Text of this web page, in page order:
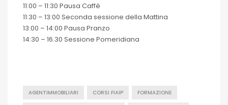
11:00 – 11:30 Pausa Caffè
11:30 – 13:00 Seconda sessione della Mattina
13:00 – 14:00 Pausa Pranzo
14:30 – 16.30 Sessione Pomeridiana
AGENTIMMOBILIARI CORSI FIAIP FORMAZIONE